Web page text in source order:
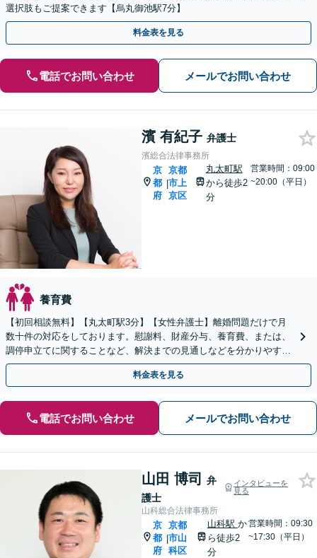
選択肢もご提案できます【烏丸御池駅7分】
料金表を見る
電話でお問い合わせ メールでお問い合わせ
濱 有紀子 弁護士
濱総合法律事務所
京
都
府
|
京都
市上
京区
丸太町駅
から徒歩2
分
営業時間：09:00
~20:00（平日）
養育費
【初回相談無料】【丸太町駅3分】【女性弁護士】離婚問題だけで月
数十件の対応をしております。慰謝料、財産分与、養育費、または、
調停申立てに関することなど、解決までの見通しなどを分かりやすい
言葉で丁寧にご説明します【完全個室】
料金表を見る
電話でお問い合わせ メールでお問い合わせ
山田 博司
弁
護士
インタビューを
見る
山科総合法律事務所
京
都
府
|
京都
市山
科区
山科駅 か
ら徒歩2
分
営業時間：09:30
~17:30（平日）